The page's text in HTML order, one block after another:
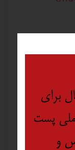
برای
ملی پست
و